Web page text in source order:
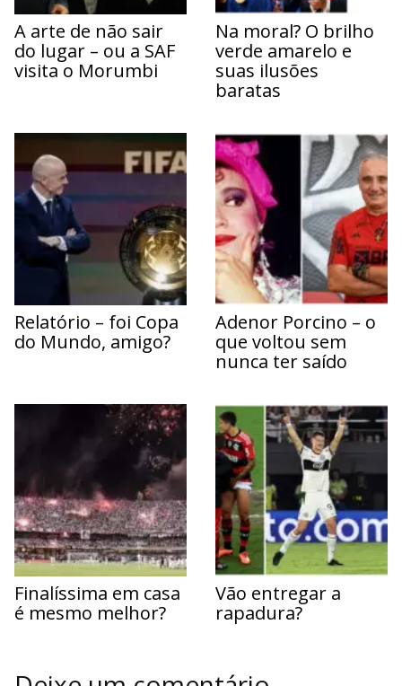
A arte de não sair
do lugar – ou a SAF
visita o Morumbi
Na moral? O brilho
verde amarelo e
suas ilusões
baratas
Relatório – foi Copa
do Mundo, amigo?
Adenor Porcino – o
que voltou sem
nunca ter saído
Finalíssima em casa
é mesmo melhor?
Vão entregar a
rapadura?